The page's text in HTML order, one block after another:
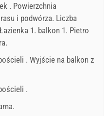
. Powierzchnia
i podwórza. Liczba
1. balkon 1. Pietro
. Wyjście na balkon z
.
.